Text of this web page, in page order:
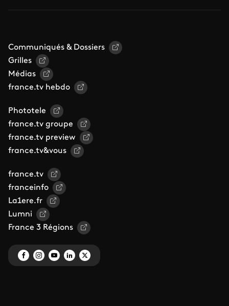
Communiqués & Dossiers
Grilles
Médias
france.tv hebdo
Phototele
france.tv groupe
france.tv preview
france.tv&vous
france.tv
franceinfo
La1ere.fr
Lumni
France 3 Régions